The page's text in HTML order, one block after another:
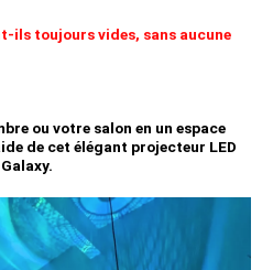
ils toujours vides, sans aucune
ou votre salon en un espace
de cet élégant projecteur LED
Galaxy.